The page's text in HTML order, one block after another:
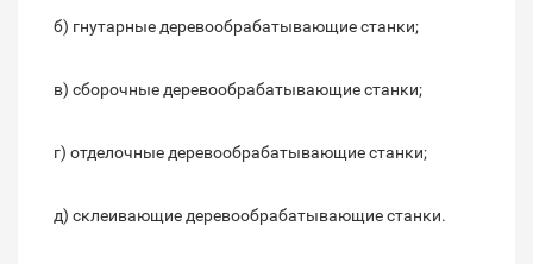
б) гнутарные деревообрабатывающие станки;
в) сборочные деревообрабатывающие станки;
г) отделочные деревообрабатывающие станки;
д) склеивающие деревообрабатывающие станки.